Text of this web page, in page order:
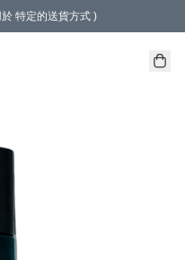
特定的送貨方式 )